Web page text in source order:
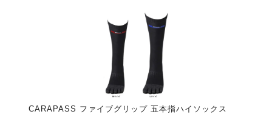
CARAPASS ファイブグリップ 五本指ハイソックス